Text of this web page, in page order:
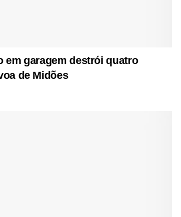
em garagem destrói quatro
de Midões